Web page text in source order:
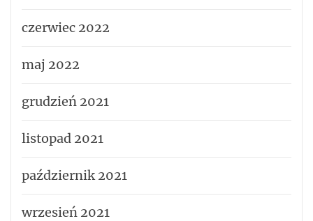
czerwiec 2022
maj 2022
grudzień 2021
listopad 2021
październik 2021
wrzesień 2021